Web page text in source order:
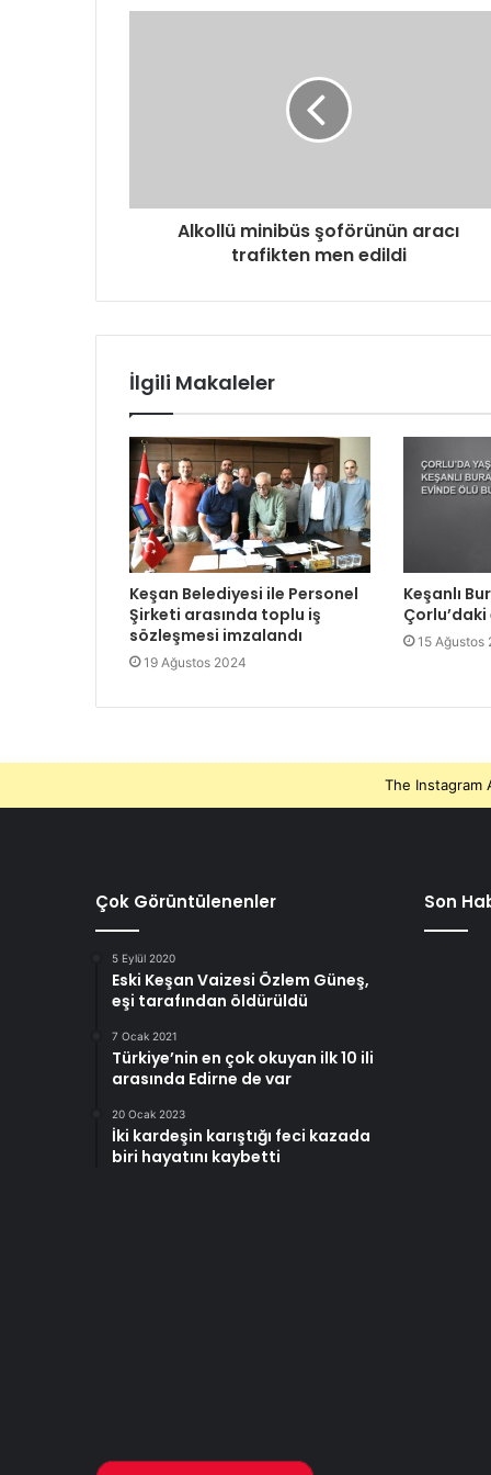
g
n
Alkollü minibüs şoförünün aracı
trafikten men edildi
İlgili Makaleler
Keşan Belediyesi ile Personel
Şirketi arasında toplu iş
sözleşmesi imzalandı
19 Ağustos 2024
Keşanlı
15 Ağustos
The Instagram
Çok Görüntülenenler
5 Eylül 2020
Eski Keşan Vaizesi Özlem Güneş,
eşi tarafından öldürüldü
7 Ocak 2021
Türkiye’nin en çok okuyan ilk 10 ili
arasında Edirne de var
20 Ocak 2023
İki kardeşin karıştığı feci kazada
biri hayatını kaybetti
Son